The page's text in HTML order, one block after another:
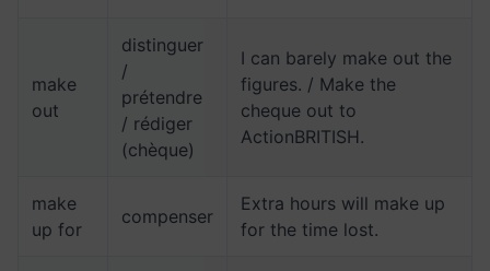
make
out
distinguer
/
prétendre
/ rédiger
(chèque)
I can barely make out the
figures. / Make the
cheque out to
ActionBRITISH.
make
up for
compenser
Extra hours will make up
for the time lost.